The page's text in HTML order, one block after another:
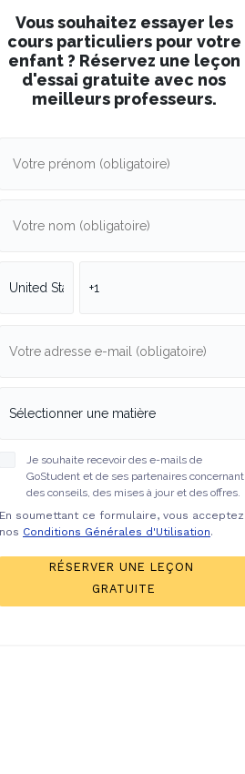
Vous souhaitez essayer les
cours particuliers pour votre
enfant ? Réservez une leçon
d'essai gratuite avec nos
meilleurs professeurs.
Je souhaite recevoir des e-mails de
GoStudent et de ses partenaires concernant
des conseils, des mises à jour et des offres.
En soumettant ce formulaire, vous acceptez
nos Conditions Générales d'Utilisation.